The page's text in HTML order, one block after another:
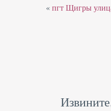
«пгт Щигры